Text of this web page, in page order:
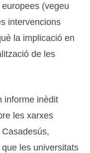
(vegeu
intervencions
la implicació en
de les
informe inèdit
les xarxes
les universitats